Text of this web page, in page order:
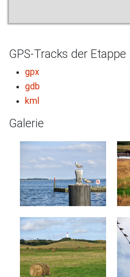
GPS-Tracks der Etappe
gpx
gdb
kml
Galerie